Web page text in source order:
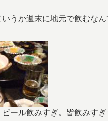
うか週末に地元で飲むな
ール飲みすぎ。皆飲みすぎ